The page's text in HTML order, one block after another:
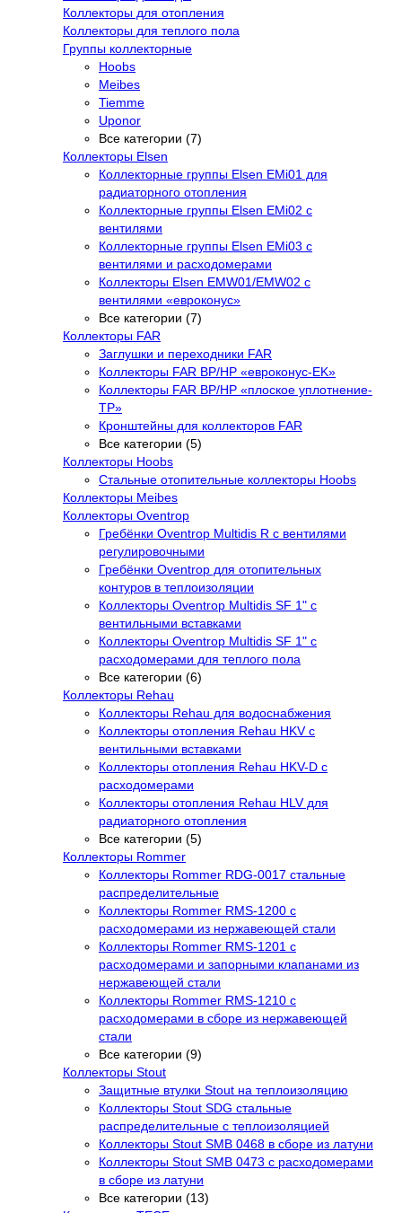
Коллекторы для отопления
Коллекторы для теплого пола
Группы коллекторные
Hoobs
Meibes
Tiemme
Uponor
Все категории (7)
Коллекторы Elsen
Коллекторные группы Elsen EMi01 для
радиаторного отопления
Коллекторные группы Elsen EMi02 с
вентилями
Коллекторные группы Elsen EMi03 с
вентилями и расходомерами
Коллекторы Elsen EMW01/EMW02 с
вентилями «евроконус»
Все категории (7)
Коллекторы FAR
Заглушки и переходники FAR
Коллекторы FAR ВР/НР «евроконус-EK»
Коллекторы FAR ВР/НР «плоское уплотнение-
TP»
Кронштейны для коллекторов FAR
Все категории (5)
Коллекторы Hoobs
Стальные отопительные коллекторы Hoobs
Коллекторы Meibes
Коллекторы Oventrop
Гребёнки Oventrop Multidis R с вентилями
регулировочными
Гребёнки Oventrop для отопительных
контуров в теплоизоляции
Коллекторы Oventrop Multidis SF 1" с
вентильными вставками
Коллекторы Oventrop Multidis SF 1" с
расходомерами для теплого пола
Все категории (6)
Коллекторы Rehau
Коллекторы Rehau для водоснабжения
Коллекторы отопления Rehau HKV с
вентильными вставками
Коллекторы отопления Rehau HKV-D с
расходомерами
Коллекторы отопления Rehau HLV для
радиаторного отопления
Все категории (5)
Коллекторы Rommer
Коллекторы Rommer RDG-0017 стальные
распределительные
Коллекторы Rommer RMS-1200 с
расходомерами из нержавеющей стали
Коллекторы Rommer RMS-1201 с
расходомерами и запорными клапанами из
нержавеющей стали
Коллекторы Rommer RMS-1210 с
расходомерами в сборе из нержавеющей
стали
Все категории (9)
Коллекторы Stout
Защитные втулки Stout на теплоизоляцию
Коллекторы Stout SDG стальные
распределительные с теплоизоляцией
Коллекторы Stout SMB 0468 в сборе из латуни
Коллекторы Stout SMB 0473 с расходомерами
в сборе из латуни
Все категории (13)